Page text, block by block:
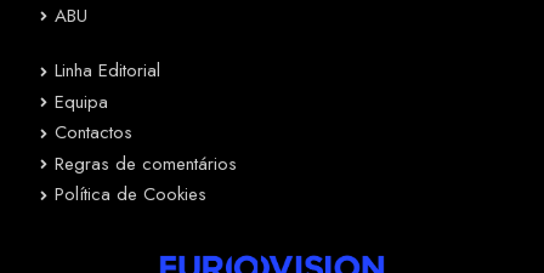
ABU
Linha Editorial
Equipa
Contactos
Regras de comentários
Política de Cookies